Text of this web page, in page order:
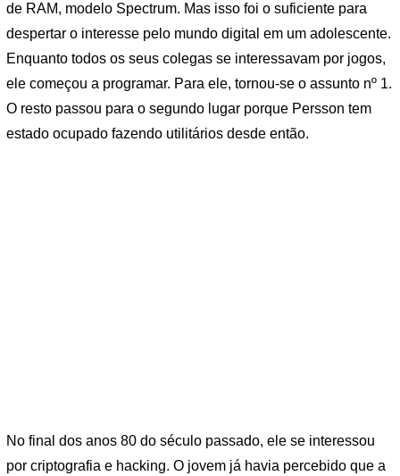
de RAM, modelo Spectrum. Mas isso foi o suficiente para
despertar o interesse pelo mundo digital em um adolescente.
Enquanto todos os seus colegas se interessavam por jogos,
ele começou a programar. Para ele, tornou-se o assunto nº 1.
O resto passou para o segundo lugar porque Persson tem
estado ocupado fazendo utilitários desde então.
No final dos anos 80 do século passado, ele se interessou
por criptografia e hacking. O jovem já havia percebido que a